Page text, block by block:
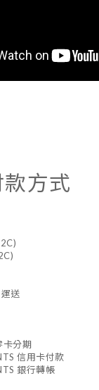
方式
送
卡分期
信用卡付款
銀行轉帳